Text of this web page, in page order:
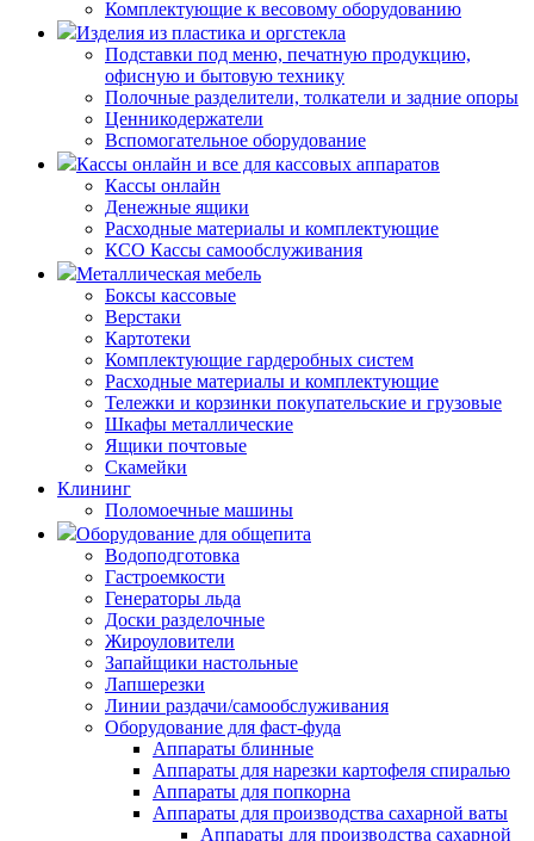
Комплектующие к весовому оборудованию
Изделия из пластика и оргстекла
Подставки под меню, печатную продукцию,
офисную и бытовую технику
Полочные разделители, толкатели и задние опоры
Ценникодержатели
Вспомогательное оборудование
Кассы онлайн и все для кассовых аппаратов
Кассы онлайн
Денежные ящики
Расходные материалы и комплектующие
КСО Кассы самообслуживания
Металлическая мебель
Боксы кассовые
Верстаки
Картотеки
Комплектующие гардеробных систем
Расходные материалы и комплектующие
Тележки и корзинки покупательские и грузовые
Шкафы металлические
Ящики почтовые
Скамейки
Клининг
Поломоечные машины
Оборудование для общепита
Водоподготовка
Гастроемкости
Генераторы льда
Доски разделочные
Жироуловители
Запайщики настольные
Лапшерезки
Линии раздачи/самообслуживания
Оборудование для фаст-фуда
Аппараты блинные
Аппараты для нарезки картофеля спиралью
Аппараты для попкорна
Аппараты для производства сахарной ваты
Аппараты для производства сахарной